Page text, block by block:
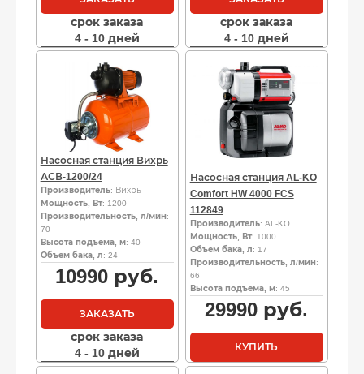
срок заказа
4 - 10 дней
срок заказа
4 - 10 дней
Насосная станция Вихрь
АСВ-1200/24
Производитель: Вихрь
Мощность, Вт: 1200
Производительность, л/мин:
70
Высота подъема, м: 40
Объем бака, л: 24
10990 руб.
ЗАКАЗАТЬ
срок заказа
4 - 10 дней
Насосная станция AL-KO
Comfort HW 4000 FCS
112849
Производитель: AL-KO
Мощность, Вт: 1000
Объем бака, л: 17
Производительность, л/мин:
66
Высота подъема, м: 45
29990 руб.
КУПИТЬ